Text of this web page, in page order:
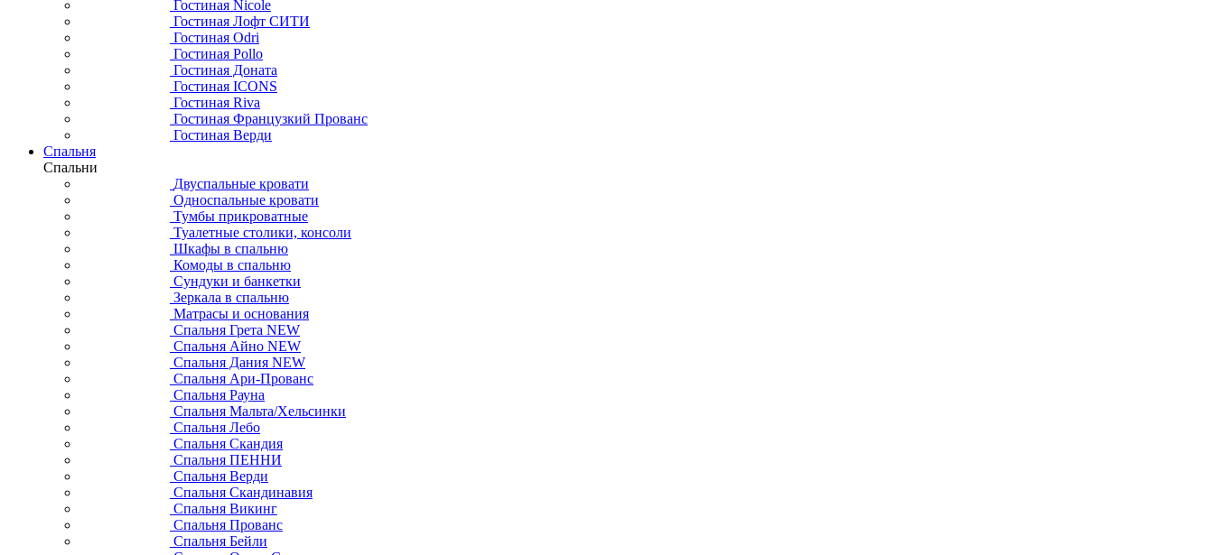
Гостиная Nicole
Гостиная Лофт СИТИ
Гостиная Odri
Гостиная Pollo
Гостиная Доната
Гостиная ICONS
Гостиная Riva
Гостиная Французкий Прованс
Гостиная Верди
Спальня
Спальни
Двуспальные кровати
Односпальные кровати
Тумбы прикроватные
Туалетные столики, консоли
Шкафы в спальню
Комоды в спальню
Сундуки и банкетки
Зеркала в спальню
Матрасы и основания
Спальня Грета NEW
Спальня Айно NEW
Спальня Дания NEW
Спальня Ари-Прованс
Спальня Рауна
Спальня Мальта/Хельсинки
Спальня Лебо
Спальня Скандия
Спальня ПЕННИ
Спальня Верди
Спальня Скандинавия
Спальня Викинг
Спальня Прованс
Спальня Бейли